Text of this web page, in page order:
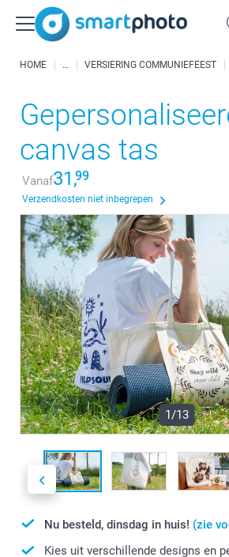
HOME VERSIERING COMMUNIEFEEST
canvas tas
Vanaf31,99
Verzendkosten niet inbegrepen
1/13
Nu besteld, dinsdag in huis! (zie
Kies uit verschillende designs en